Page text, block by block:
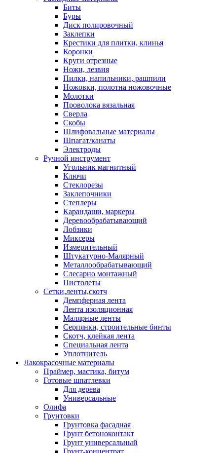
Биты
Буры
Диск полировочный
Заклепки
Крестики для плитки, клинья
Коронки
Круги отрезные
Ножи, лезвия
Пилки, напильники, рашпили
Ножовки, полотна ножовочные
Молотки
Проволока вязальная
Сверла
Скобы
Шлифовальные материалы
Шпагат/канаты
Электроды
Ручной инструмент
Угольник магнитный
Ключи
Стеклорезы
Заклепочники
Степлеры
Карандаши, маркеры
Деревообрабатывающий
Лобзики
Миксеры
Измерительный
Штукатурно-Малярный
Металлообрабатывающий
Слесарно монтажный
Пистолеты
Сетки,ленты,скотч
Демпферная лента
Лента изоляционная
Малярные ленты
Серпянки, строительные бинты
Скотч, клейкая лента
Специальная лента
Уплотнитель
Лакокрасочные материалы
Праймер, мастика, битум
Готовые шпатлевки
Для дерева
Универсальные
Олифа
Грунтовки
Грунтовка фасадная
Грунт бетоноконтакт
Грунт универсальный